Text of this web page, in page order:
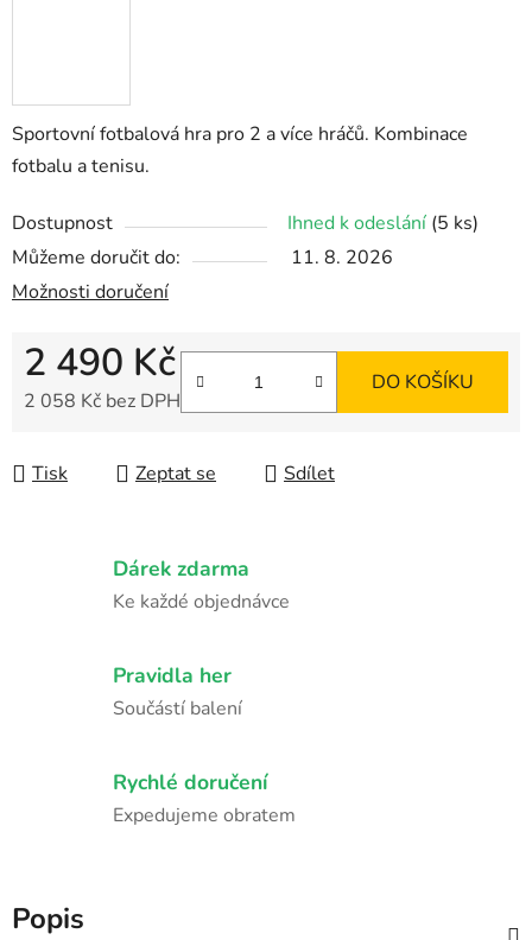
Sportovní fotbalová hra pro 2 a více hráčů. Kombinace
fotbalu a tenisu.
Dostupnost Ihned k odeslání (5 ks)
Můžeme doručit do:
11. 8. 2026
Možnosti doručení
2 490 Kč
2 058 Kč bez DPH
DO KOŠÍKU
Tisk Zeptat se Sdílet
Dárek zdarma
Ke každé objednávce
Pravidla her
Součástí balení
Rychlé doručení
Expedujeme obratem
Popis